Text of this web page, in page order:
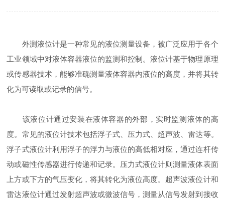
外测液位计是一种常见的液位测量设备，被广泛应用于各个
工业领域中对液体容器液位的监测和控制。液位计基于物理原理
或传感器技术，能够准确测量液体容器内液位的高度，并将其转
化为可读取或记录的信号。
该液位计通过安装在液体容器的外部，实时监测液体的高
度。常见的液位计技术包括浮子式、压力式、超声波、雷达等。
浮子式液位计利用浮子的浮力与液位的高低相对应，通过连杆传
动或磁性传感器进行传递和记录。压力式液位计则测量液体表面
上方或下方的气压变化，将其转化为液位高度。超声波液位计和
雷达液位计通过发射超声波或微波信号，测量从信号发射到接收